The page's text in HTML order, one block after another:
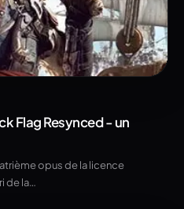
Flag Resynced - un
opus de la licence
de la…